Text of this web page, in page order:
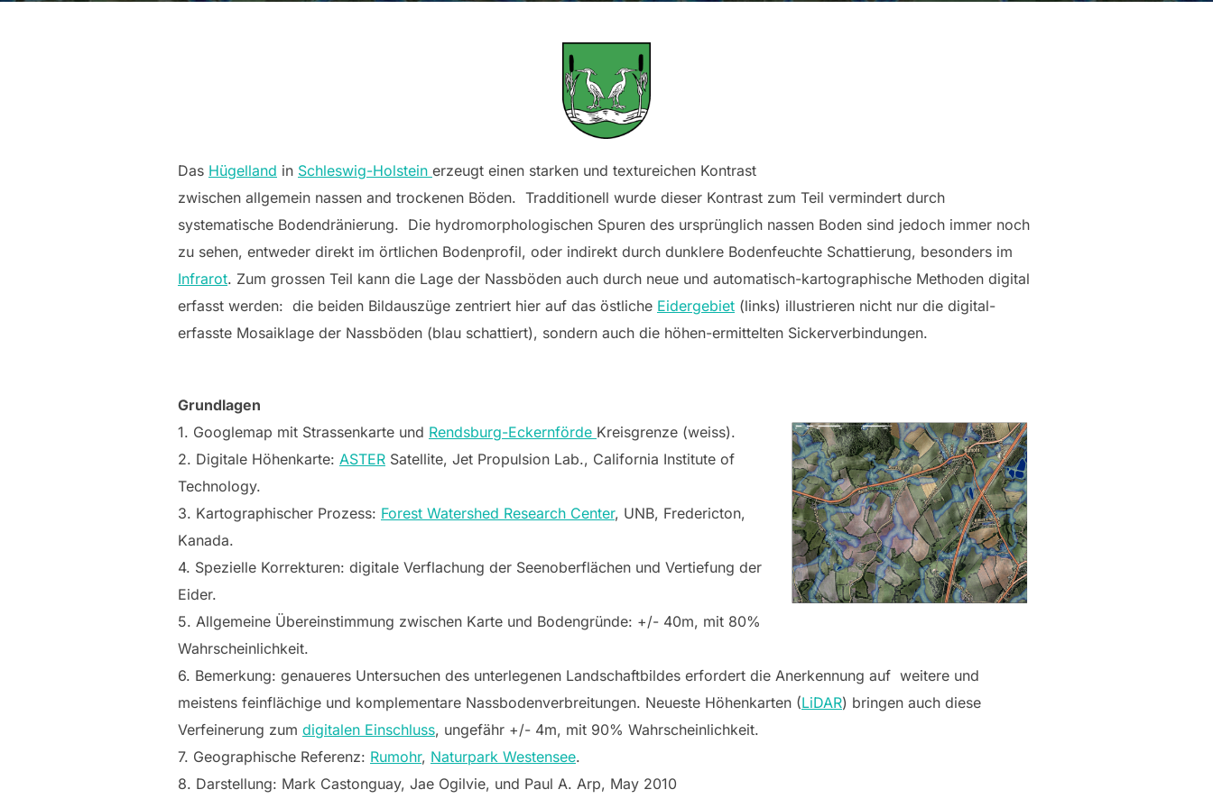
Das Hügelland in Schleswig-Holstein erzeugt einen starken und textureichen Kontrast
zwischen allgemein nassen and trockenen Böden. Tradditionell wurde dieser Kontrast zum Teil vermindert durch
systematische Bodendränierung. Die hydromorphologischen Spuren des ursprünglich nassen Boden sind jedoch immer noch
zu sehen, entweder direkt im örtlichen Bodenprofil, oder indirekt durch dunklere Bodenfeuchte Schattierung, besonders im
Infrarot. Zum grossen Teil kann die Lage der Nassböden auch durch neue und automatisch-kartographische Methoden digital
erfasst werden: die beiden Bildauszüge zentriert hier auf das östliche Eidergebiet (links) illustrieren nicht nur die digital-
erfasste Mosaiklage der Nassböden (blau schattiert), sondern auch die höhen-ermittelten Sickerverbindungen.
Grundlagen
1. Googlemap mit Strassenkarte und Rendsburg-Eckernförde Kreisgrenze (weiss).
2. Digitale Höhenkarte: ASTER Satellite, Jet Propulsion Lab., California Institute of
Technology.
3. Kartographischer Prozess: Forest Watershed Research Center, UNB, Fredericton,
Kanada.
4. Spezielle Korrekturen: digitale Verflachung der Seenoberflächen und Vertiefung der
Eider.
5. Allgemeine Übereinstimmung zwischen Karte und Bodengründe: +/- 40m, mit 80%
Wahrscheinlichkeit.
6. Bemerkung: genaueres Untersuchen des unterlegenen Landschaftbildes erfordert die Anerkennung auf weitere und
meistens feinflächige und komplementare Nassbodenverbreitungen. Neueste Höhenkarten (LiDAR) bringen auch diese
Verfeinerung zum digitalen Einschluss, ungefähr +/- 4m, mit 90% Wahrscheinlichkeit.
7. Geographische Referenz: Rumohr, Naturpark Westensee.
8. Darstellung: Mark Castonguay, Jae Ogilvie, und Paul A. Arp, May 2010